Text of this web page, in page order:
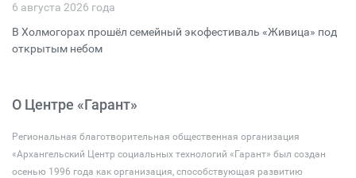
6 августа 2026 года
В Холмогорах прошёл семейный экофестиваль «Живица» под
открытым небом
О Центре «Гарант»
Региональная благотворительная общественная организация
«Архангельский Центр социальных технологий «Гарант» был создан
осенью 1996 года как организация, способствующая развитию